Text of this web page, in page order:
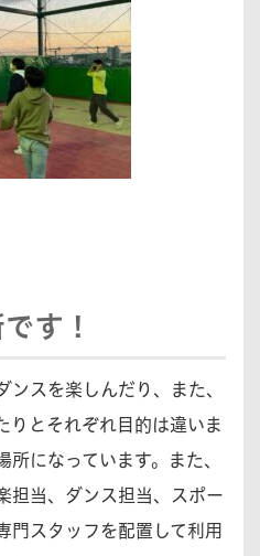
す！
ンスを楽しんだり、また、
りとそれぞれ目的は違いま
になっています。また、
担当、ダンス担当、スポー
門スタッフを配置して利用